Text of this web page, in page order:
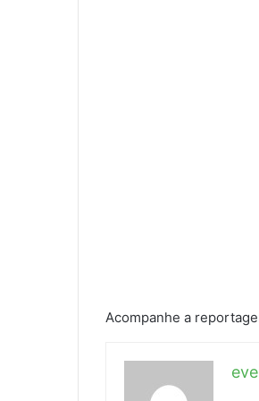
Acompanhe a